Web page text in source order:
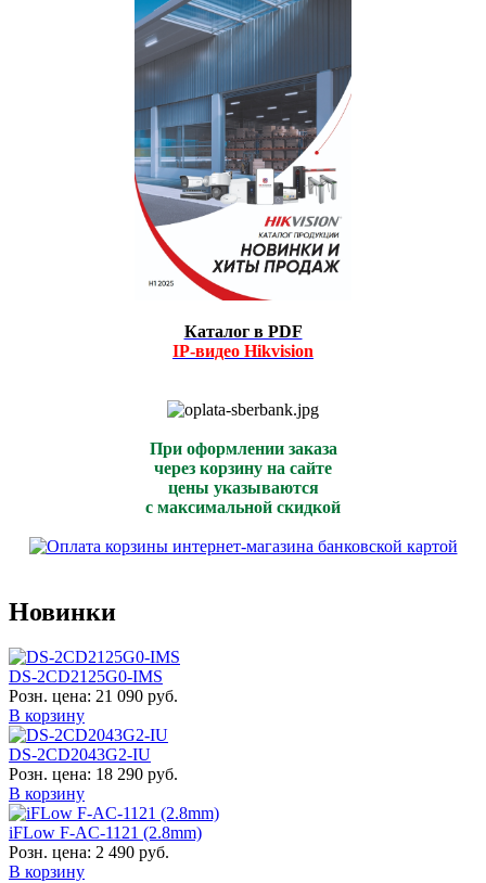
Каталог в PDF
IP-видео Hikvision
При оформлении заказа
через корзину на сайте
цены указываются
с максимальной скидкой
Новинки
DS-2CD2125G0-IMS
Розн. цена: 21 090 руб.
В корзину
DS-2CD2043G2-IU
Розн. цена: 18 290 руб.
В корзину
iFLow F-AC-1121 (2.8mm)
Розн. цена: 2 490 руб.
В корзину